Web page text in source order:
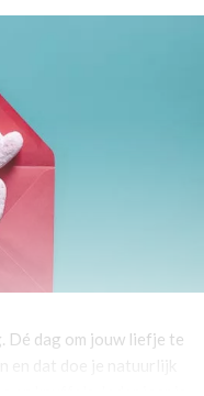
Dé dag om jouw liefje te